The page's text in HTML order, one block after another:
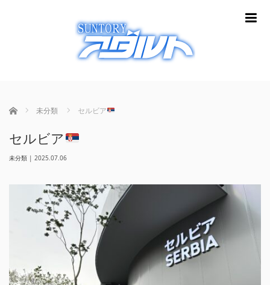
ホーム 未分類 セルビア
セルビア
未分類 | 2025.07.06